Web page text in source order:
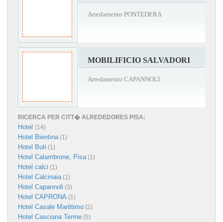
Arredamento PONTEDERA
MOBILIFICIO SALVADORI
Arredamento CAPANNOLI
RICERCA PER CITT� ALREDEDORES PISA:
Hotel (14)
Hotel Bientina (1)
Hotel Buti (1)
Hotel Calambrone, Pisa (1)
Hotel calci (1)
Hotel Calcinaia (1)
Hotel Capannoli (3)
Hotel CAPRONA (1)
Hotel Casale Marittimo (2)
Hotel Casciana Terme (5)